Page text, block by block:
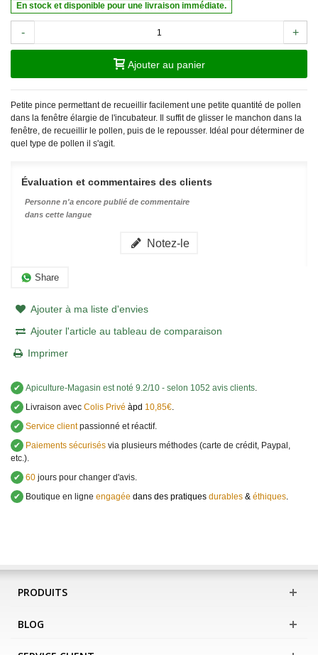
En stock et disponible pour une livraison immédiate.
- +
Ajouter au panier
Petite pince permettant de recueillir facilement une petite quantité de pollen
dans la fenêtre élargie de l'incubateur. Il suffit de glisser le manchon dans la
fenêtre, de recueillir le pollen, puis de le repousser. Idéal pour déterminer de
quel type de pollen il s'agit.
Évaluation et commentaires des clients
Personne n'a encore publié de commentaire
dans cette langue
Notez-le
Share
Ajouter à ma liste d'envies
Ajouter l'article au tableau de comparaison
Imprimer
✔ Apiculture-Magasin est noté 9.2/10 - selon 1052 avis clients.
✔
Livraison avec Colis Privé àpd 10,85€.
✔ Service clientpassionné et réactif.
✔
Paiements sécurisés via plusieurs méthodes (carte de crédit, Paypal,
etc.).
✔ 60 jours pour changer d'avis.
✔
Boutique en ligne engagée dans des pratiques durables & éthiques.
PRODUITS
BLOG